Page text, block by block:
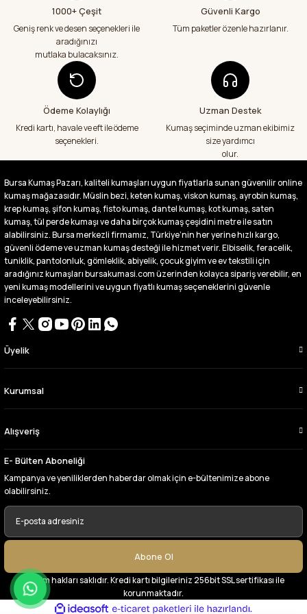
şekilde geldi çok memnun kaldım emeği
geçenlere teşekkür ediyorum
Abdurrahman Samsur | 24/07/2026
Aradığım kumaşçı artık hep buradan alış
veriş yapacağım in şa Allah çünkü 4 farklı
kumaş aldım hem ölçü olarak hem
görüntü,doku olarak çok memnun kaldım
emeği geçenlere teşekkür ediyorum
A... S... | 24/07/2026
büyük kolaylık emeği geçenlere teşekkür
ediyorum
Abdurrahman Samsur | 24/07/2026
Buradan ikinci alışverişim ikisinden de çok
memnun kaldım teşekkürler.
Büşra Singeç | 02/07/2026
Bursa kumaş pazarından defalarca kumaş
aldım videoda anlatılıp gosterildigi gibi
uygun fiyatlarından ve kalitesinden dolayı
tercih ettiğim kumaşçi
Çok memnun kaldım,teşekkürler
A... Y... | 13/06/2026
Deneyimini Paylaş
1000+ Çeşit
Geniş renk ve desen seçenekleri ile
aradığınızı
mutlaka bulacaksınız.
Güvenli Kargo
Tüm paketler özenle hazırlanır.
Ödeme Kolaylığı
Kredi kartı, havale ve eft ile ödeme
seçenekleri.
Uzman Destek
Kumaş seçiminde uzman ekibimiz
size yardımcı
olur.
Bursa Kumaş Pazarı, kaliteli kumaşları uygun fiyatlarla sunan güvenilir online
kumaş mağazasıdır. Müslin bezi, keten kumaş, viskon kumaş, ayrobin kumaş,
krep kumaş, şifon kumaş, fisto kumaş, dantel kumaş, kot kumaş, saten
kumaş, tül perde kumaşı ve daha birçok kumaş çeşidini metre ile satın
alabilirsiniz. Bursa merkezli firmamız, Türkiye’nin her yerine hızlı kargo,
güvenli ödeme ve uzman kumaş desteği ile hizmet verir. Elbiselik, feracelik,
tuniklik, pantolonluk, gömleklik, abiyelik, çocuk giyim ve ev tekstili için
aradığınız kumaşları bursakumasi.com üzerinden kolayca sipariş verebilir, en
yeni kumaş modellerini ve uygun fiyatlı kumaş seçeneklerini güvenle
inceleyebilirsiniz.
Üyelik
Kurumsal
Alışveriş
E- Bülten Aboneliği
Kampanya ve yeniliklerden haberdar olmak için e-bültenimize abone
olabilirsiniz.
Abone Ol
© Tüm hakları saklıdır. Kredi kartı bilgileriniz 256bit SSL sertifikası ile
korunmaktadır.
ideasoft e-